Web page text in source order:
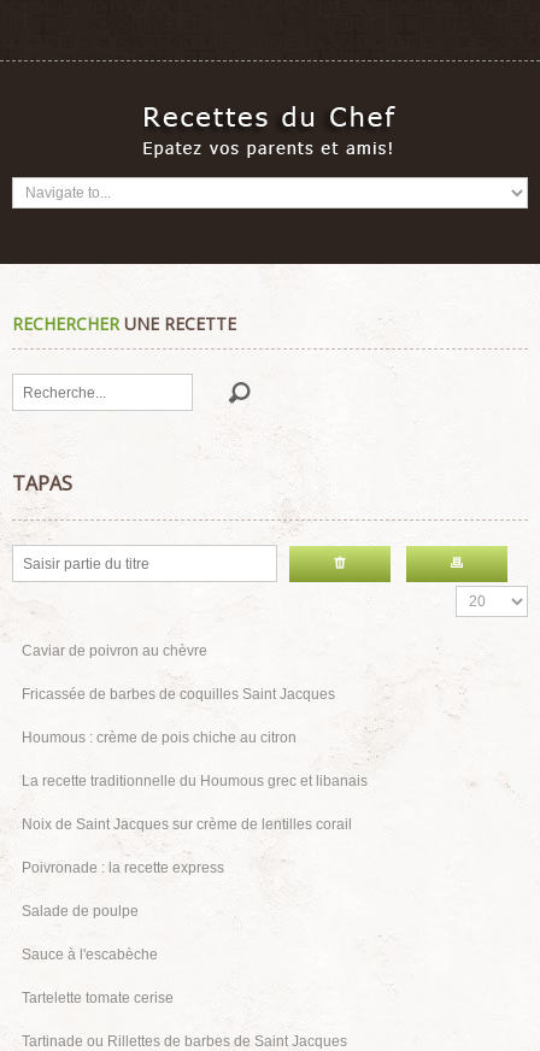
RECHERCHERUNE RECETTE
Rechercher
TAPAS
Caviar de poivron au chèvre
Fricassée de barbes de coquilles Saint Jacques
Houmous : crème de pois chiche au citron
La recette traditionnelle du Houmous grec et libanais
Noix de Saint Jacques sur crème de lentilles corail
Poivronade : la recette express
Salade de poulpe
Sauce à l'escabèche
Tartelette tomate cerise
Tartinade ou Rillettes de barbes de Saint Jacques